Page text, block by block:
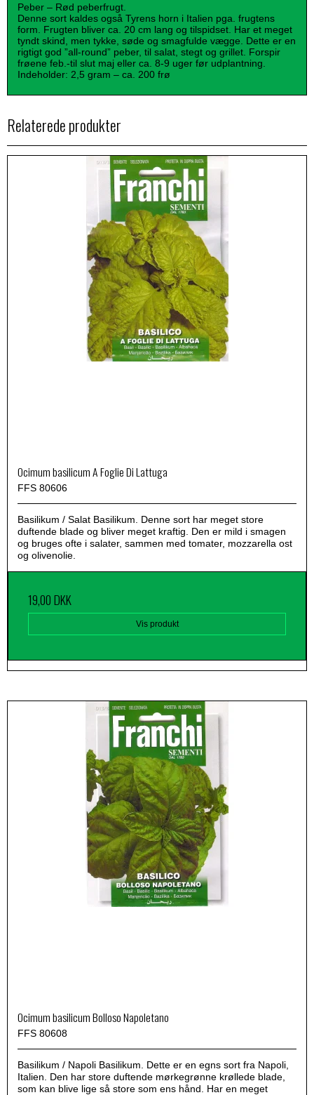
Peber – Rød peberfrugt.
Denne sort kaldes også Tyrens horn i Italien pga. frugtens
form. Frugten bliver ca. 20 cm lang og tilspidset. Har et meget
tyndt skind, men tykke, søde og smagfulde vægge. Dette er en
rigtigt god ”all-round” peber, til salat, stegt og grillet. Forspir
frøene feb.-til slut maj eller ca. 8-9 uger før udplantning.
Indeholder: 2,5 gram – ca. 200 frø
Relaterede produkter
Ocimum basilicum A Foglie Di Lattuga
FFS 80606
Basilikum / Salat Basilikum. Denne sort har meget store
duftende blade og bliver meget kraftig. Den er mild i smagen
og bruges ofte i salater, sammen med tomater, mozzarella ost
og olivenolie.
19,00 DKK
Vis produkt
Ocimum basilicum Bolloso Napoletano
FFS 80608
Basilikum / Napoli Basilikum. Dette er en egns sort fra Napoli,
Italien. Den har store duftende mørkegrønne krøllede blade,
som kan blive lige så store som ens hånd. Har en meget